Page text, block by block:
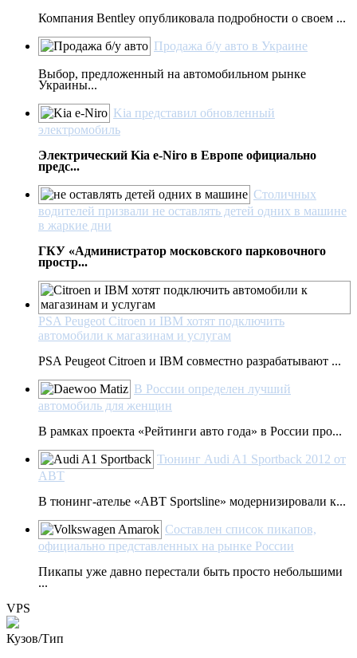
Компания Bentley опубликовала подробности о своем ...
Продажа б/у авто в Украине
Выбор, предложенный на автомобильном рынке
Украины...
Kia представил обновленный
электромобиль
Электрический Kia e-Niro в Европе официально
предс...
Столичных
водителей призвали не оставлять детей одних в машине
в жаркие дни
ГКУ «Администратор московского парковочного
простр...
PSA Peugeot Citroen и IBM хотят подключить
автомобили к магазинам и услугам
PSA Peugeot Citroen и IBM совместно разрабатывают ...
В России определен лучший
автомобиль для женщин
В рамках проекта «Рейтинги авто года» в России про...
Тюнинг Audi A1 Sportback 2012 от
ABT
В тюнинг-ателье «ABT Sportsline» модернизировали к...
Составлен список пикапов,
официально представленных на рынке России
Пикапы уже давно перестали быть просто небольшими
...
VPS
Кузов/Тип